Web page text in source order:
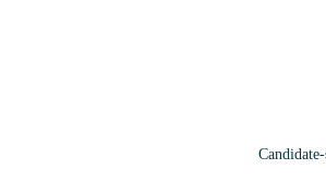
Candidate-